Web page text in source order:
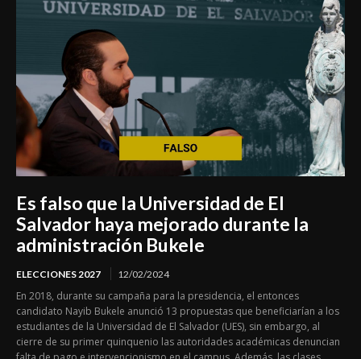
Es falso que la Universidad de El
Salvador haya mejorado durante la
administración Bukele
ELECCIONES 2027 12/02/2024
En 2018, durante su campaña para la presidencia, el entonces
candidato Nayib Bukele anunció 13 propuestas que beneficiarían a los
estudiantes de la Universidad de El Salvador (UES), sin embargo, al
cierre de su primer quinquenio las autoridades académicas denuncian